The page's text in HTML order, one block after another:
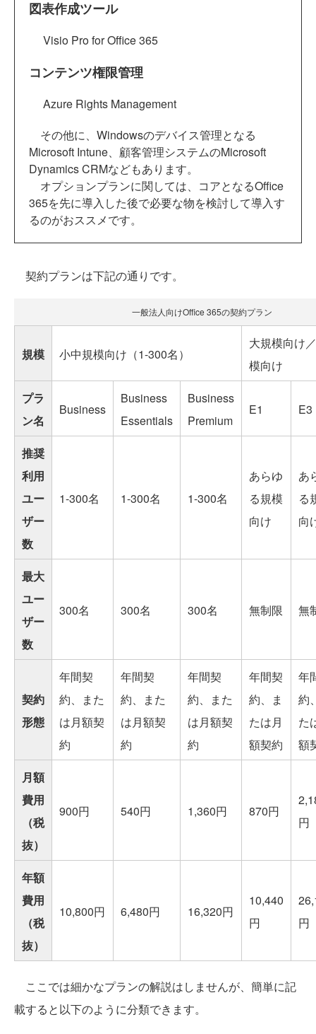
図表作成ツール
Visio Pro for Office 365
コンテンツ権限管理
Azure Rights Management
その他に、Windowsのデバイス管理となる
Microsoft Intune、顧客管理システムのMicrosoft
Dynamics CRMなどもあります。
オプションプランに関しては、コアとなるOffice
365を先に導入した後で必要な物を検討して導入す
るのがおススメです。
契約プランは下記の通りです。
一般法人向けOffice 365の契約プラン
規模 小中規模向け（1-300名）
大規模向け
模向け
プラ
ン名
Business
Business
Essentials
Business
Premium
E1 E3
推奨
利用
ユー
ザー
数
1-300名 1-300名 1-300名
あらゆ
る規模
向け
あ
る
向
最大
ユー
ザー
数
300名 300名 300名 無制限 無
契約
形態
年間契
約、また
は月額契
約
年間契
約、また
は月額契
約
年間契
約、また
は月額契
約
年間契
約、ま
たは月
額契約
年
約
た
額
月額
費用
（税
抜）
900円 540円 1,360円 870円
円
年額
費用
（税
抜）
10,800円 6,480円 16,320円
10,440
円
円
ここでは細かなプランの解説はしませんが、簡単に記
載すると以下のように分類できます。